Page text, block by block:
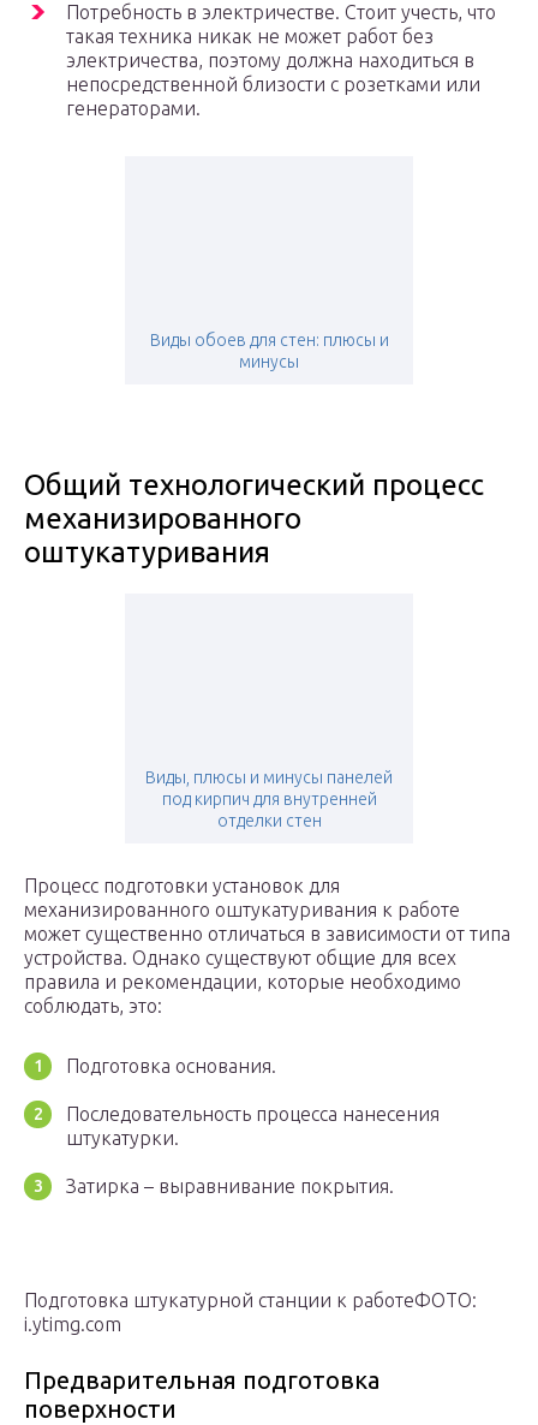
Потребность в электричестве. Стоит учесть, что
такая техника никак не может работ без
электричества, поэтому должна находиться в
непосредственной близости с розетками или
генераторами.
Виды обоев для стен: плюсы и
минусы
Общий технологический процесс
механизированного
оштукатуривания
Виды, плюсы и минусы панелей
под кирпич для внутренней
отделки стен
Процесс подготовки установок для
механизированного оштукатуривания к работе
может существенно отличаться в зависимости от типа
устройства. Однако существуют общие для всех
правила и рекомендации, которые необходимо
соблюдать, это:
Подготовка основания.
Последовательность процесса нанесения
штукатурки.
Затирка – выравнивание покрытия.
Подготовка штукатурной станции к работеФОТО:
i.ytimg.com
Предварительная подготовка
поверхности